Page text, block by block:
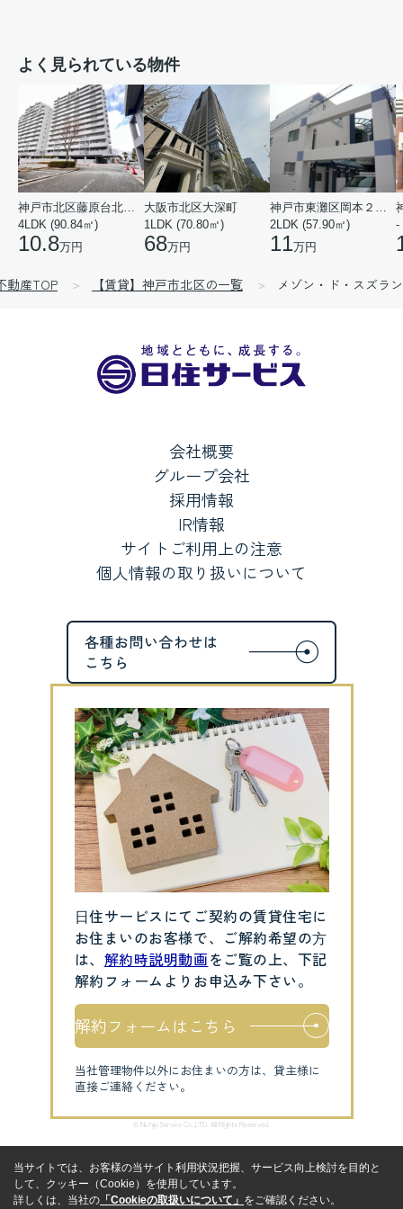
よく見られている物件
神戸市北区藤原台北町５丁目
4LDK (90.84㎡)
10.8万円
大阪市北区大深町
1LDK (70.80㎡)
68万円
神戸市東灘区岡本２丁目
2LDK (57.90㎡)
11万円
-
動産TOP 【賃貸】神戸市北区の一覧 メゾン・ド・スズラン
会社概要
グループ会社
採用情報
IR情報
サイトご利用上の注意
個人情報の取り扱いについて
⽇住サービスにてご契約の賃貸住宅に
お住まいのお客様で、ご解約希望の⽅
は、 解約時説明動画をご覧の上、下記
解約フォームよりお申込み下さい。
解約フォームはこちら
当社管理物件以外にお住まいの方は、貸主様に
直接ご連絡ください。
© Nichiju Service Co.,LTD. All Rights Reserved.
当サイトでは、お客様の当サイト利用状況把握、サービス向上検討を目的と
して、クッキー（Cookie）を使用しています。
詳しくは、当社の 「Cookieの取扱いについて」 をご確認ください。